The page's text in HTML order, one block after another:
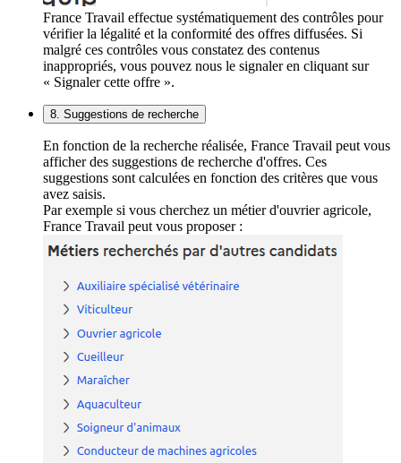
France Travail effectue systématiquement des contrôles pour
vérifier la légalité et la conformité des offres diffusées. Si
malgré ces contrôles vous constatez des contenus
inappropriés, vous pouvez nous le signaler en cliquant sur
« Signaler cette offre ».
8. Suggestions de recherche
En fonction de la recherche réalisée, France Travail peut vous
afficher des suggestions de recherche d'offres. Ces
suggestions sont calculées en fonction des critères que vous
avez saisis.
Par exemple si vous cherchez un métier d'ouvrier agricole,
France Travail peut vous proposer :